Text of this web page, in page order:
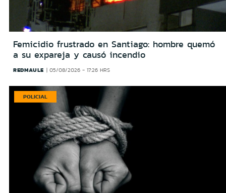
Femicidio frustrado en Santiago: hombre quemó
a su expareja y causó incendio
REDMAULE 05/08/2026 - 17:26 HRS
POLICIAL